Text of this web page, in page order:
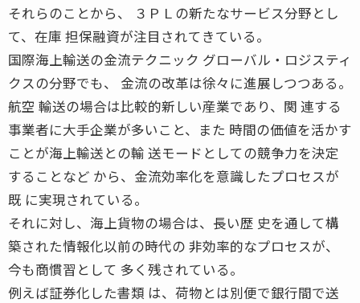
それらのことから、 ３ＰＬの新たなサービス分野とし
て、在庫 担保融資が注目されてきている。
国際海上輸送の金流テクニック グローバル・ロジスティ
クスの分野でも、 金流の改革は徐々に進展しつつある。
航空 輸送の場合は比較的新しい産業であり、関 連する
事業者に大手企業が多いこと、また 時間の価値を活かす
ことが海上輸送との輸 送モードとしての競争力を決定
することなど から、金流効率化を意識したプロセスが
既 に実現されている。
それに対し、海上貨物の場合は、長い歴 史を通して構
築された情報化以前の時代の 非効率的なプロセスが、
今も商慣習として 多く残されている。
例えば証券化した書類 は、荷物とは別便で銀行間で送